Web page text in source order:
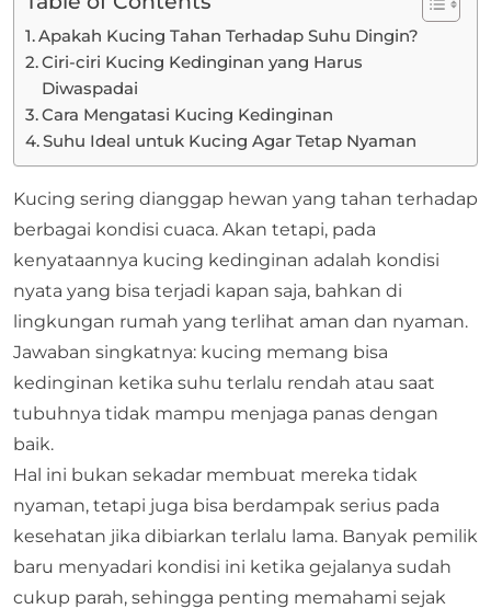
Apakah Kucing Tahan Terhadap Suhu Dingin?
Ciri-ciri Kucing Kedinginan yang Harus
Diwaspadai
Cara Mengatasi Kucing Kedinginan
Suhu Ideal untuk Kucing Agar Tetap Nyaman
Kucing sering dianggap hewan yang tahan terhadap
berbagai kondisi cuaca. Akan tetapi, pada
kenyataannya kucing kedinginan adalah kondisi
nyata yang bisa terjadi kapan saja, bahkan di
lingkungan rumah yang terlihat aman dan nyaman.
Jawaban singkatnya: kucing memang bisa
kedinginan ketika suhu terlalu rendah atau saat
tubuhnya tidak mampu menjaga panas dengan
baik.
Hal ini bukan sekadar membuat mereka tidak
nyaman, tetapi juga bisa berdampak serius pada
kesehatan jika dibiarkan terlalu lama. Banyak pemilik
baru menyadari kondisi ini ketika gejalanya sudah
cukup parah, sehingga penting memahami sejak